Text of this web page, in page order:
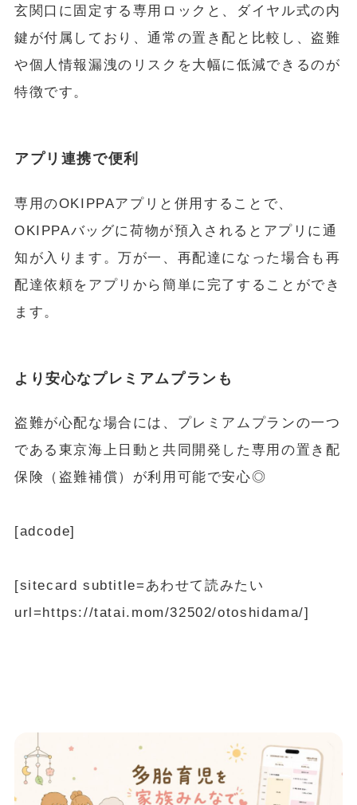
玄関口に固定する専用ロックと、ダイヤル式の内
鍵が付属しており、通常の置き配と比較し、盗難
や個人情報漏洩のリスクを大幅に低減できるのが
特徴です。
アプリ連携で便利
専用のOKIPPAアプリと併用することで、
OKIPPAバッグに荷物が預入されるとアプリに通
知が入ります。万が一、再配達になった場合も再
配達依頼をアプリから簡単に完了することができ
ます。
より安心なプレミアムプランも
盗難が心配な場合には、プレミアムプランの一つ
である東京海上日動と共同開発した専用の置き配
保険（盗難補償）が利用可能で安心◎
[adcode]
[sitecard subtitle=あわせて読みたい
url=https://tatai.mom/32502/otoshidama/]